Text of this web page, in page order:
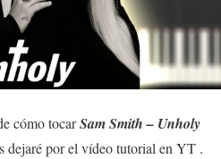
cómo tocarSam Smith – Unholy
dejaré por el vídeo tutorial en YT .